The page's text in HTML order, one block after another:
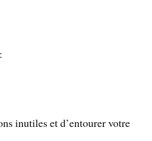
inutiles et d’entourer votre